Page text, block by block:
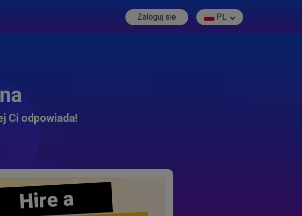
Zaloguj sie PL
Ci odpowiada!
Hire a